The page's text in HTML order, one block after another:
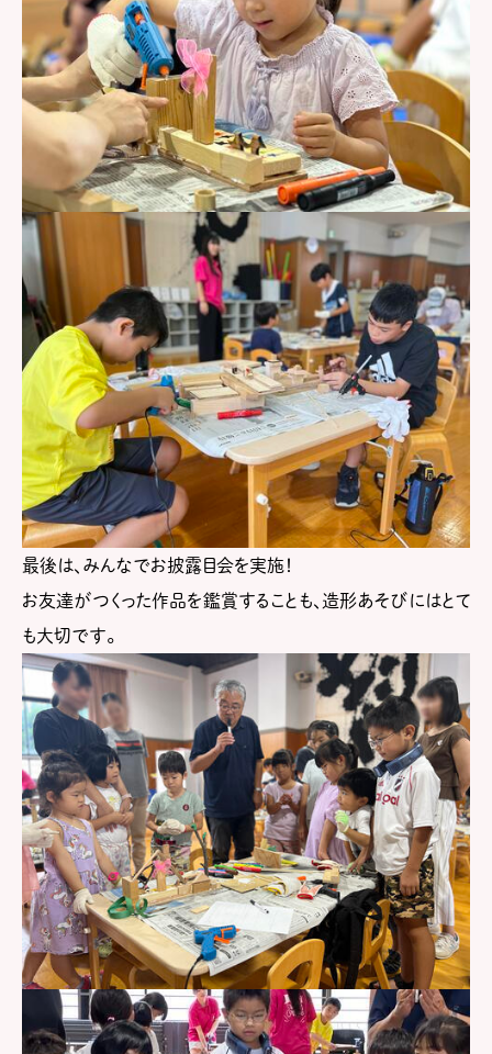
最後は、みんなでお披露目会を実施！
お友達がつくった作品を鑑賞することも、造形あそびにはとて
も大切です。